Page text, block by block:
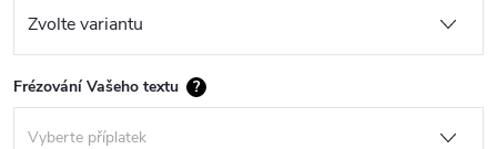
Frézování Vašeho textu ?